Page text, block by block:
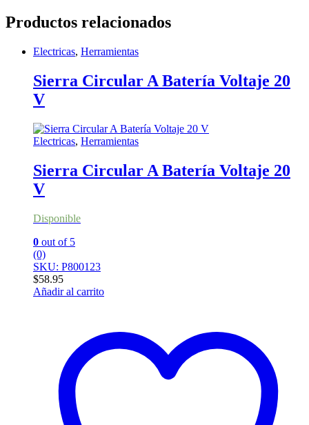
Productos relacionados
Electricas, Herramientas
Sierra Circular A Batería Voltaje 20
V
Electricas, Herramientas
Sierra Circular A Batería Voltaje 20
V
Disponible
0 out of 5
(0)
SKU: P800123
$58.95
Añadir al carrito